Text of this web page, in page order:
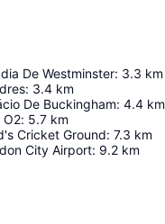
De Westminster: 3.3 km
: 3.4 km
De Buckingham: 4.4 km
O2: 5.7 km
Cricket Ground: 7.3 km
City Airport: 9.2 km